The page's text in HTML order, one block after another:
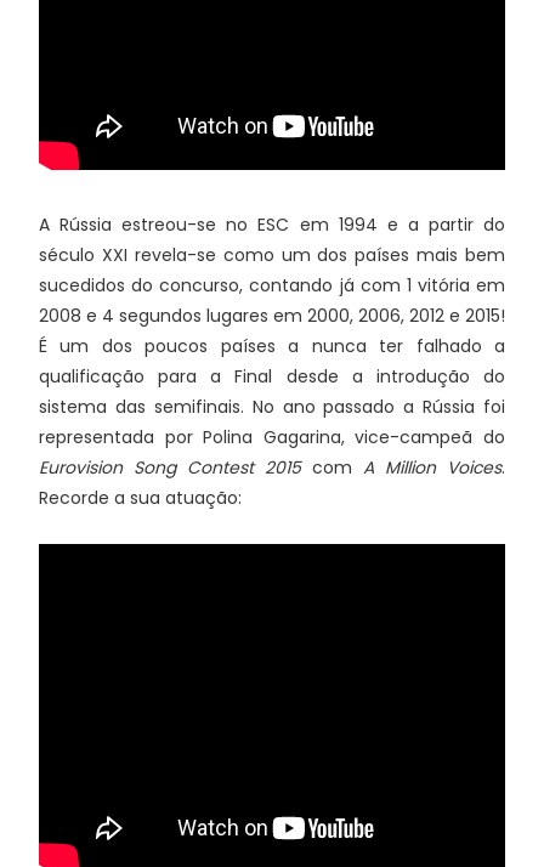
A Rússia estreou-se no ESC em 1994 e a partir do
século XXI revela-se como um dos países mais bem
sucedidos do concurso, contando já com 1 vitória em
2008 e 4 segundos lugares em 2000, 2006, 2012 e 2015!
É um dos poucos países a nunca ter falhado a
qualificação para a Final desde a introdução do
sistema das semifinais. No ano passado a Rússia foi
representada por Polina Gagarina, vice-campeã do
Eurovision Song Contest 2015 com A Million Voices.
Recorde a sua atuação: